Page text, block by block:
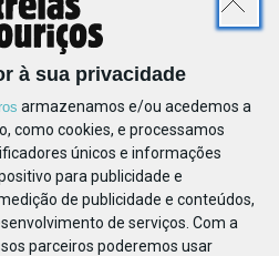
à sua privacidade
armazenamos e/ou acedemos a
como cookies, e processamos
únicos e informações
para publicidade e
de publicidade e conteúdos,
de serviços. Com a
parceiros poderemos usar